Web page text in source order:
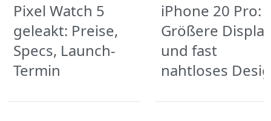
Pixel Watch 5
geleakt: Preise,
Specs, Launch-
Termin
iPhone 20 Pro:
Größere
und fast
nahtloses